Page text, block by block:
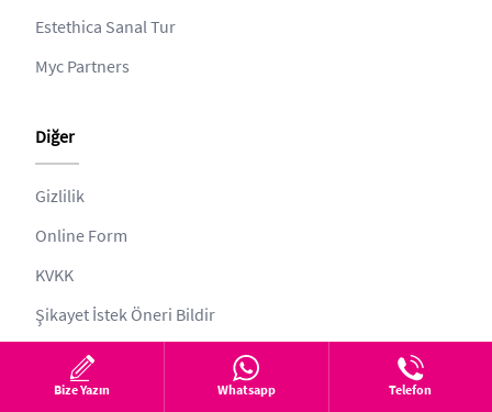
Estethica Sanal Tur
Myc Partners
Diğer
Gizlilik
Online Form
KVKK
Şikayet İstek Öneri Bildir
Web ve Tıbbi Yayın Kurulu
Bize Yazın Whatsapp Telefon